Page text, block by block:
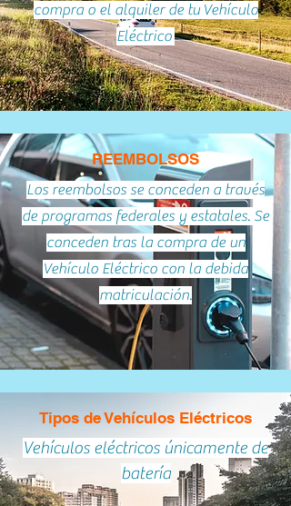
compra o el alquiler de tu Vehículo
Eléctrico
REEMBOLSOS
Los reembolsos se conceden a través
de programas federales y estatales. Se
conceden tras la compra de un
Vehículo Eléctrico con la debida
matriculación.
Tipos de Vehículos Eléctricos
Vehículos eléctricos únicamente de
batería